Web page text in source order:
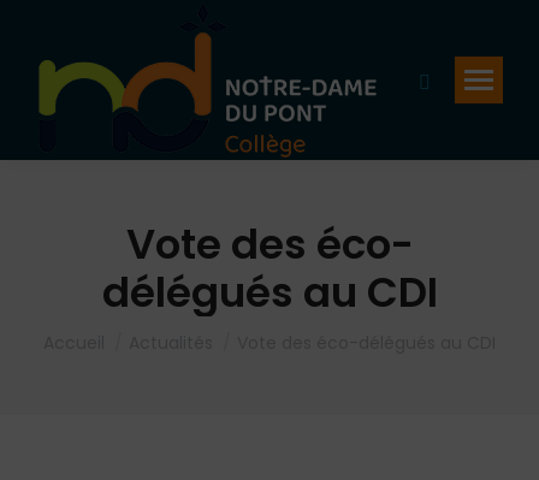
Recherche
Vote des éco-
délégués au CDI